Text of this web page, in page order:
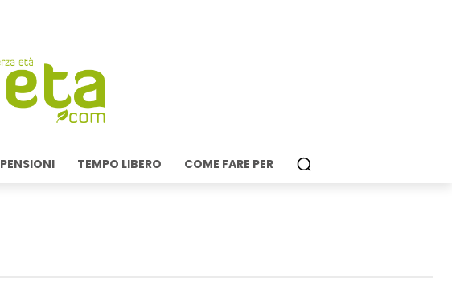
PENSIONI TEMPO LIBERO COME FARE PER